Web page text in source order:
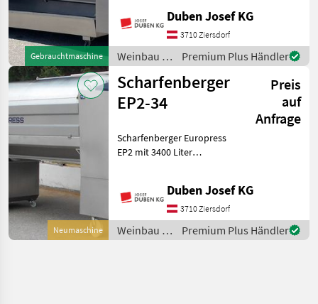
Gebrauchtmaschine
verschiebbaren Türen,
vollautomatische
Steuerung, Display seitlich,
Zentralbefüllungsansch
Duben Josef KG
3710 Ziersdorf
Weinbau /
Scharfenberger
Premium Plus Händler
Neumaschine
Scharfenberger
EP2-34
Preis
auf
Anfrage
Scharfenberger Europress
EP2 mit 3400 Liter
Displaysteuerung mit
Touchscreen und 10-Zoll-
Monitor seitlich,
Funkfernbedienung, pneu
Duben Josef KG
3710 Ziersdorf
Weinbau /
Scharfenberger
Premium Plus Händler